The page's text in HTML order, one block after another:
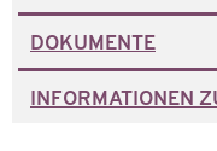
DOKUMENTE
INFORMATIONEN